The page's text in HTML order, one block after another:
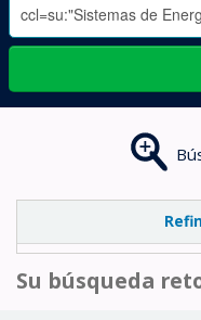
Su búsqueda